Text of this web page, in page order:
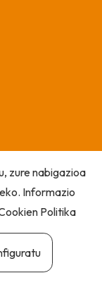
zure nabigazioa
Informazio
Politika